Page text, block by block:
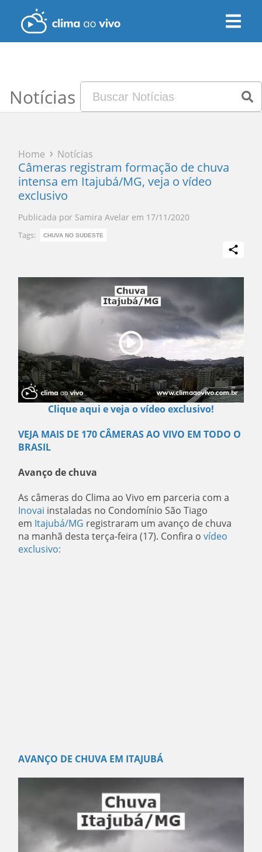
Notícias
Home Notícias
Câmeras registram formação de chuva
intensa em Itajubá/MG, veja o vídeo
exclusivo
Publicada por Samira Avelar em 17/11/2020
Tags: CHUVA NO SUDESTE
Clique aqui e veja o vídeo exclusivo!
VEJA MAIS DE 170 CÂMERAS AO VIVO EM TODO O
BRASIL
Avanço de chuva
As câmeras do Clima ao Vivo em parceria com a
Inovai instaladas no Condomínio São Tiago
em Itajubá/MG registraram um avanço de chuva
na manhã desta terça-feira (17). Confira ovídeo
exclusivo:
AVANÇO DE CHUVA EM ITAJUBÁ